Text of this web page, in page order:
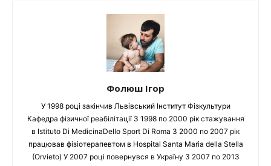
Фолюш Ігор
У 1998 році закінчив Львівський Інститут Фізкультури
Кафедра фізичної реабілітації З 1998 по 2000 рік стажування
в Istituto Di MedicinaDello Sport Di Roma З 2000 по 2007 рік
працював фізіотерапевтом в Hospital Santa Maria della Stella
(Orvieto) У 2007 році повернувся в Україну З 2007 по 2013